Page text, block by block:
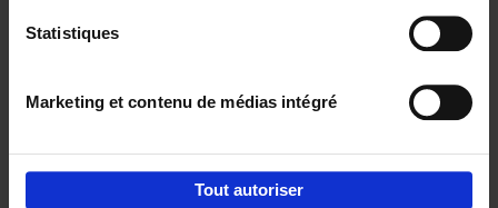
Statistiques
Marketing et contenu de médias intégré
Tout autoriser